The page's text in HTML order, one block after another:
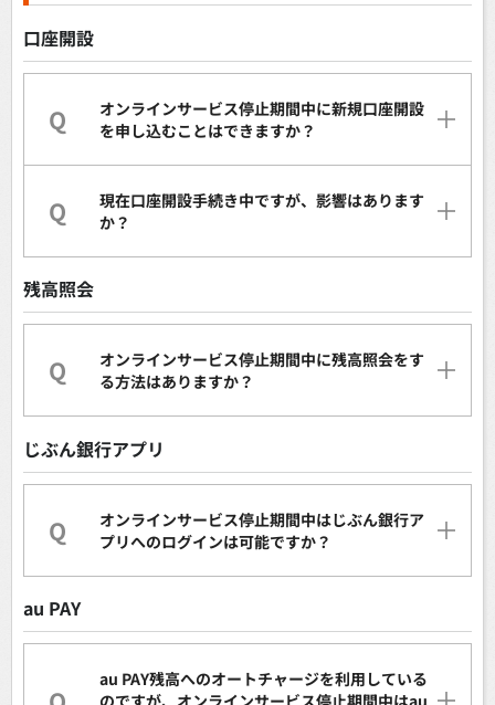
口座開設
Q
オンラインサービス停止期間中に新規口座開設
を申し込むことはできますか？
Q
現在口座開設手続き中ですが、影響はあります
か？
残高照会
Q
オンラインサービス停止期間中に残高照会をす
る方法はありますか？
じぶん銀行アプリ
Q
オンラインサービス停止期間中はじぶん銀行ア
プリへのログインは可能ですか？
au PAY
au PAY残高へのオートチャージを利用している